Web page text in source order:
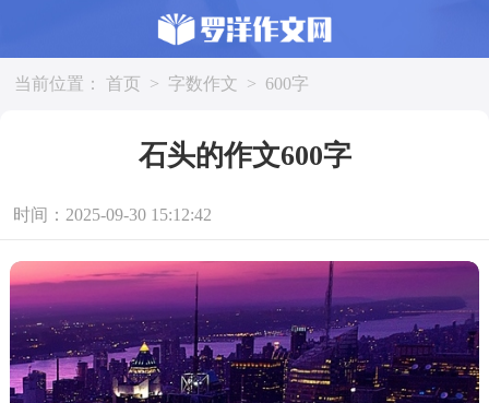
当前位置： 首页 > 字数作文 > 600字
石头的作文600字
时间：2025-09-30 15:12:42